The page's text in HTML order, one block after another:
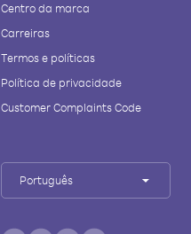
Centro da marca
Carreiras
Termos e políticas
Política de privacidade
Customer Complaints Code
Português